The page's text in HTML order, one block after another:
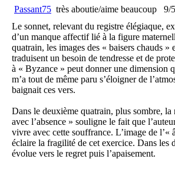
Passant75 très aboutie/aime beaucoup
9/
Le sonnet, relevant du registre élégiaque,
d’un manque affectif lié à la figure
quatrain, les images des « baisers chauds »
traduisent un besoin de tendresse et de
à « Byzance » peut donner une dimension
m’a tout de même paru s’éloigner de
baignait ces vers.
Dans le deuxième quatrain, plus sombre, la
avec l’absence » souligne le fait que
vivre avec cette souffrance. L’image de l’«
éclaire la fragilité de cet exercice. Dans les
évolue vers le regret puis l’apaisement.